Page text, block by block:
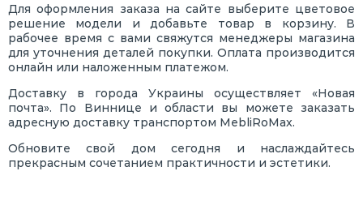
Для оформления заказа на сайте выберите цветовое
решение модели и добавьте товар в корзину. В
рабочее время с вами свяжутся менеджеры магазина
для уточнения деталей покупки. Оплата производится
онлайн или наложенным платежом.
Доставку в города Украины осуществляет «Новая
почта». По Виннице и области вы можете заказать
адресную доставку транспортом MebliRoMax.
Обновите свой дом сегодня и наслаждайтесь
прекрасным сочетанием практичности и эстетики.